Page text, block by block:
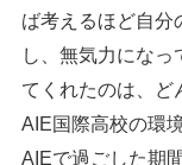
ば考えるほど自分
し、無気力になっ
てくれたのは、ど
AIE国際高校の環
AIEで過ごした期